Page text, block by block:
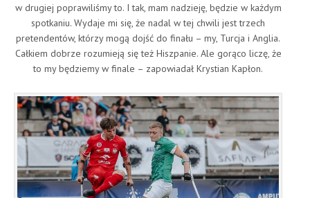
w drugiej poprawiliśmy to. I tak, mam nadzieję, będzie w każdym
spotkaniu. Wydaje mi się, że nadal w tej chwili jest trzech
pretendentów, którzy mogą dojść do finału – my, Turcja i Anglia.
Całkiem dobrze rozumieją się też Hiszpanie. Ale gorąco liczę, że
to my będziemy w finale – zapowiadał Krystian Kapłon.